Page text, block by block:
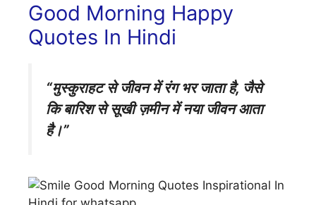
Good Morning Happy
Quotes In Hindi
“मुस्कुराहट से जीवन में रंग भर जाता है, जैसे
कि बारिश से सूखी ज़मीन में नया जीवन आता
है।”